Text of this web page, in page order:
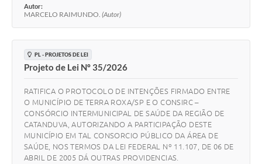
Autor:
MARCELO RAIMUNDO. (Autor)
PL - PROJETOS DE LEI
Projeto de Lei Nº 35/2026
RATIFICA O PROTOCOLO DE INTENÇÕES FIRMADO ENTRE
O MUNICÍPIO DE TERRA ROXA/SP E O CONSIRC –
CONSÓRCIO INTERMUNICIPAL DE SAÚDE DA REGIÃO DE
CATANDUVA, AUTORIZANDO A PARTICIPAÇÃO DESTE
MUNICÍPIO EM TAL CONSORCIO PÚBLICO DA ÁREA DE
SAÚDE, NOS TERMOS DA LEI FEDERAL Nº 11.107, DE 06 DE
ABRIL DE 2005 DÁ OUTRAS PROVIDENCIAS.